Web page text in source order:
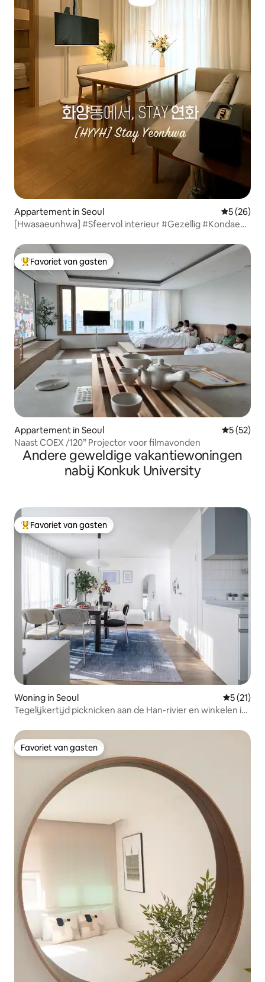
Appartement in Seoul
5 (26)
[Hwasaeunhwa] #Sfeervol interieur #Gezellig #Kondae
#3 airconditioners
Topfavoriet van gasten
Favoriet van gasten
Appartement in Seoul
5 (52)
Naast COEX /120” Projector voor filmavonden
Andere geweldige vakantiewoningen
nabij Konkuk University
Topfavoriet van gasten
Favoriet van gasten
Woning in Seoul
5 (21)
Tegelijkertijd picknicken aan de Han-rivier en winkelen in
alle kamers / 6 personen / 2 slaapkamers en 3 badkamers
/ CU 30 seconden
Favoriet van gasten
Favoriet van gasten